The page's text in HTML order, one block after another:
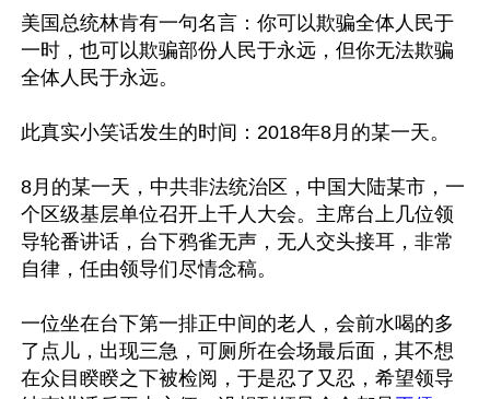
美国总统林肯有一句名言：你可以欺骗全体人民于
一时，也可以欺骗部份人民于永远，但你无法欺骗
全体人民于永远。
此真实小笑话发生的时间：2018年8月的某一天。
8月的某一天，中共非法统治区，中国大陆某市，一
个区级基层单位召开上千人大会。主席台上几位领
导轮番讲话，台下鸦雀无声，无人交头接耳，非常
自律，任由领导们尽情念稿。
一位坐在台下第一排正中间的老人，会前水喝的多
了点儿，出现三急，可厕所在会场最后面，其不想
在众目睽睽之下被检阅，于是忍了又忍，希望领导